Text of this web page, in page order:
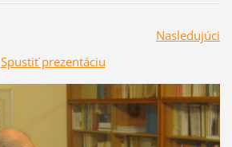
Nasledujúci
Spustiť prezentáciu